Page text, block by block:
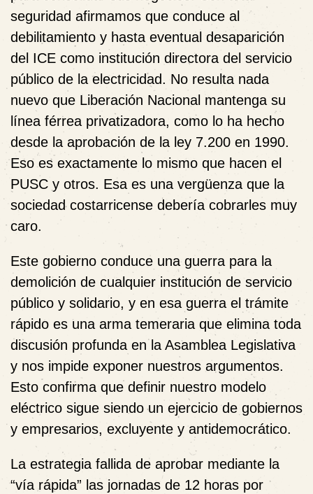
seguridad afirmamos que conduce al
debilitamiento y hasta eventual desaparición
del ICE como institución directora del servicio
público de la electricidad. No resulta nada
nuevo que Liberación Nacional mantenga su
línea férrea privatizadora, como lo ha hecho
desde la aprobación de la ley 7.200 en 1990.
Eso es exactamente lo mismo que hacen el
PUSC y otros. Esa es una vergüenza que la
sociedad costarricense debería cobrarles muy
caro.
Este gobierno conduce una guerra para la
demolición de cualquier institución de servicio
público y solidario, y en esa guerra el trámite
rápido es una arma temeraria que elimina toda
discusión profunda en la Asamblea Legislativa
y nos impide exponer nuestros argumentos.
Esto confirma que definir nuestro modelo
eléctrico sigue siendo un ejercicio de gobiernos
y empresarios, excluyente y antidemocrático.
La estrategia fallida de aprobar mediante la
“vía rápida” las jornadas de 12 horas por